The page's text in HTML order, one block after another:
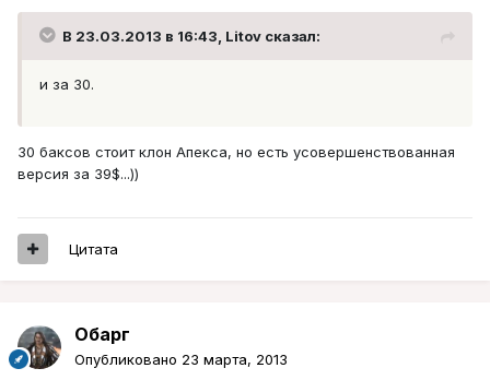
В 23.03.2013 в 16:43, Litov сказал:
и за 30.
30 баксов стоит клон Апекса, но есть усовершенствованная
версия за 39$...))
Цитата
Обарг
Опубликовано 23 марта, 2013